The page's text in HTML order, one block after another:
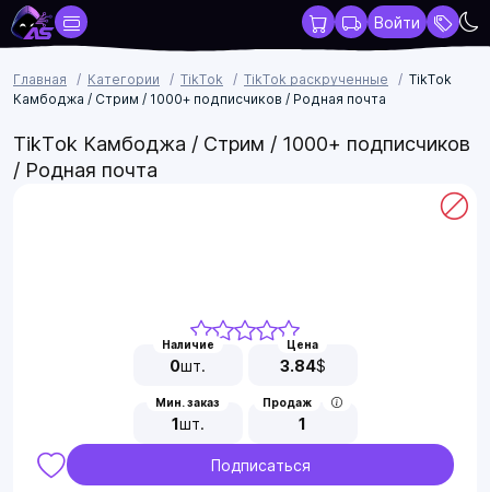
Войти
Главная Категории TikTok TikTok раскрученные
TikTok
Камбоджа / Стрим / 1000+ подписчиков / Родная почта
TikTok Камбоджа / Стрим / 1000+ подписчиков
/ Родная почта
Наличие
0шт.
Цена
3.84$
Мин. заказ
1шт.
Продаж
1
Подписаться